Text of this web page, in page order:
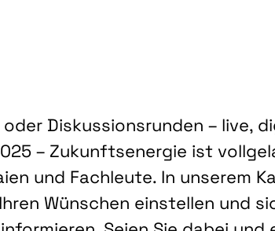
Diskussionsrunden – live,
– Zukunftsenergie ist
und Fachleute. In unserem
Wünschen einstellen und